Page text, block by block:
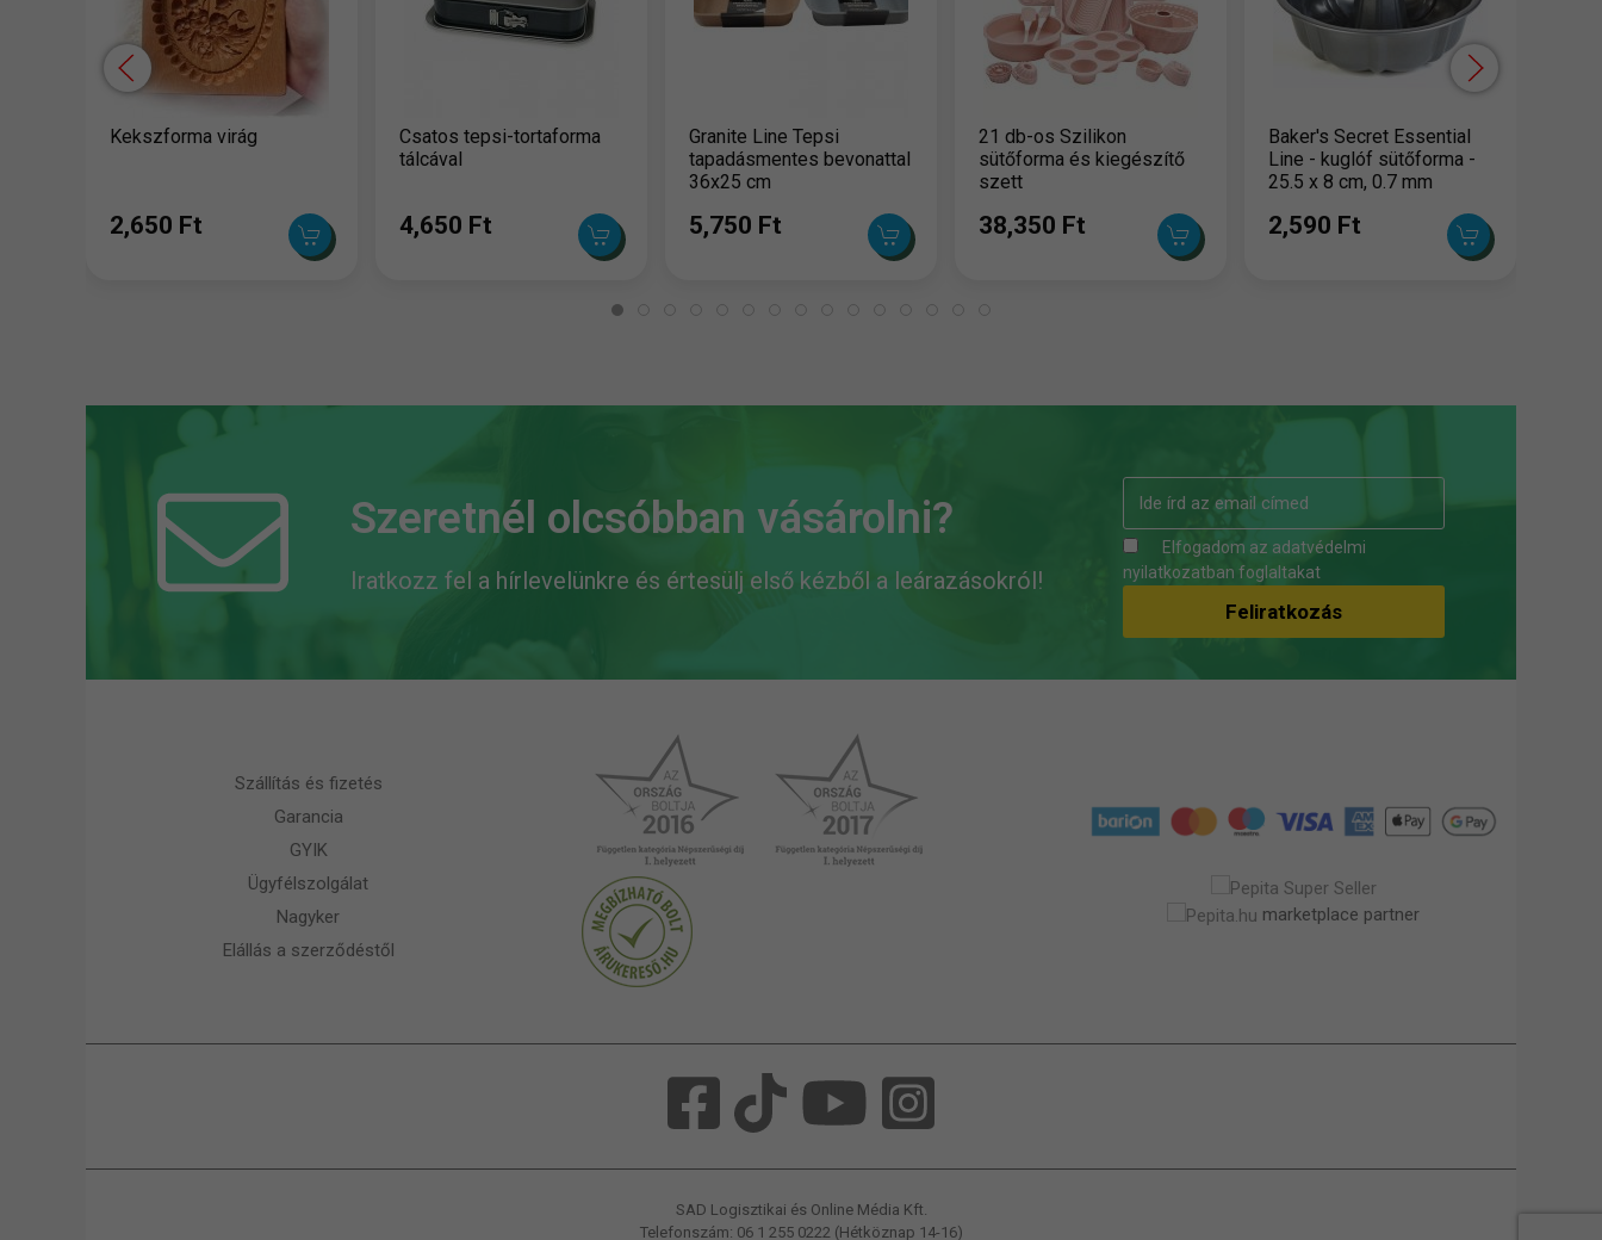
Kekszforma virág
2,650 Ft
Csatos tepsi-tortaforma
tálcával
4,650 Ft
Granite Line Tepsi
tapadásmentes bevonattal
36x25 cm
5,750 Ft
21 db-os Szilikon
sütőforma és kiegészítő
szett
38,350 Ft
Baker's Secret Essential
Line - kuglóf sütőforma -
25.5 x 8 cm, 0.7 mm
2,590 Ft
Szeretnél olcsóbban vásárolni?
Iratkozz fel a hírlevelünkre és értesülj első kézből a leárazásokról!
Elfogadom az adatvédelmi
nyilatkozatban foglaltakat
Szállítás és fizetés
Garancia
GYIK
Ügyfélszolgálat
Nagyker
Elállás a szerződéstől
marketplace partner
SAD Logisztikai és Online Média Kft.
Telefonszám: 06 1 255 0222 (Hétköznap 14-16)